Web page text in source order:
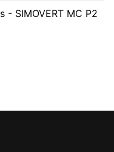
- SIMOVERT MC P2